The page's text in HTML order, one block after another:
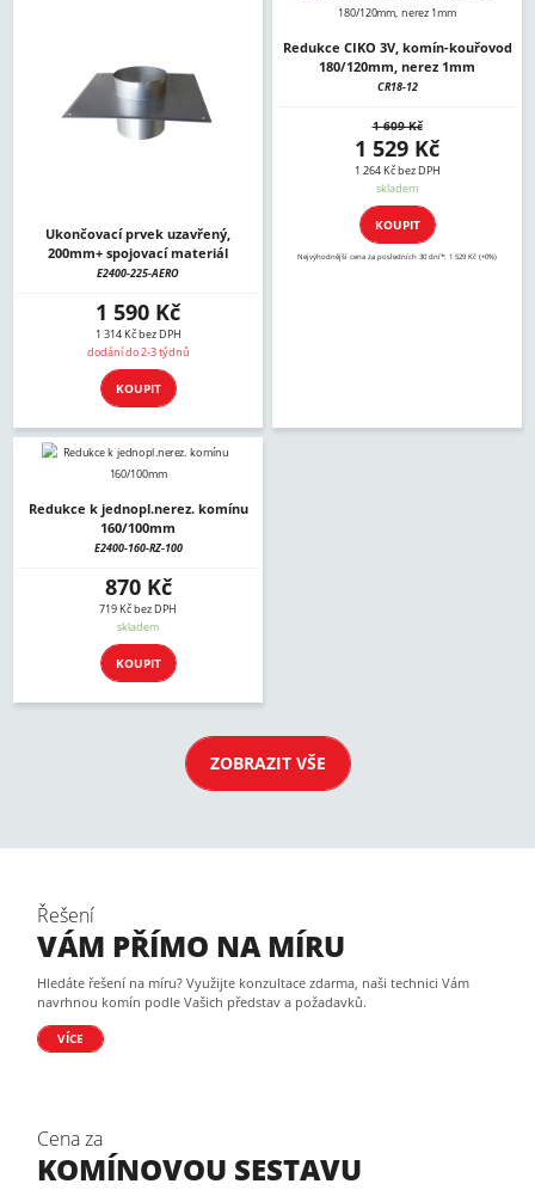
Ukončovací prvek uzavřený,
200mm+ spojovací materiál
E2400-225-AERO
1 590 Kč
1 314 Kč bez DPH
dodání do 2-3 týdnů
KOUPIT
Redukce CIKO 3V, komín-kouřovod
180/120mm, nerez 1mm
CR18-12
1 609 Kč
1 529 Kč
1 264 Kč bez DPH
skladem
KOUPIT
Nejvýhodnější cena za posledních 30 dní*: 1 529 Kč (+0%)
Redukce k jednopl.nerez. komínu
160/100mm
E2400-160-RZ-100
870 Kč
719 Kč bez DPH
skladem
KOUPIT
ZOBRAZIT VŠE
Řešení
VÁM PŘÍMO NA MÍRU
Hledáte řešení na míru? Využijte konzultace zdarma, naši technici Vám
navrhnou komín podle Vašich představ a požadavků.
VÍCE
Cena za
KOMÍNOVOU SESTAVU